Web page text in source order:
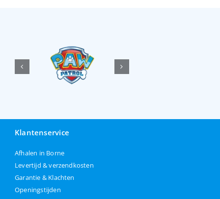
Klantenservice
Afhalen in Borne
Levertijd & verzendkosten
Garantie & Klachten
Openingstijden